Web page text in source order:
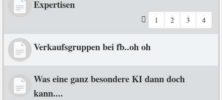
Expertisen
1 2 3 4
Verkaufsgruppen bei fb..oh oh
Was eine ganz besondere KI dann doch
kann....